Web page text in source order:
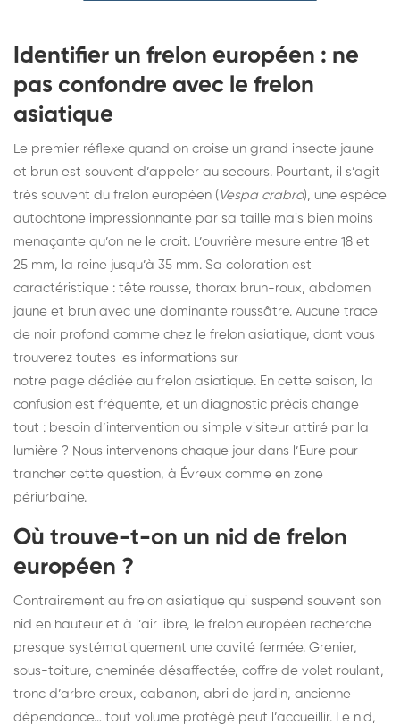
Identifier un frelon européen : ne
pas confondre avec le frelon
asiatique
Le premier réflexe quand on croise un grand insecte jaune
et brun est souvent d’appeler au secours. Pourtant, il s’agit
très souvent du frelon européen ( Vespa crabro), une espèce
autochtone impressionnante par sa taille mais bien moins
menaçante qu’on ne le croit. L’ouvrière mesure entre 18 et
25 mm, la reine jusqu’à 35 mm. Sa coloration est
caractéristique : tête rousse, thorax brun-roux, abdomen
jaune et brun avec une dominante roussâtre. Aucune trace
de noir profond comme chez le frelon asiatique, dont vous
trouverez toutes les informations sur
notre page dédiée au frelon asiatique. En cette saison, la
confusion est fréquente, et un diagnostic précis change
tout : besoin d’intervention ou simple visiteur attiré par la
lumière ? Nous intervenons chaque jour dans l’Eure pour
trancher cette question, à Évreux comme en zone
périurbaine.
Où trouve-t-on un nid de frelon
européen ?
Contrairement au frelon asiatique qui suspend souvent son
nid en hauteur et à l’air libre, le frelon européen recherche
presque systématiquement une cavité fermée. Grenier,
sous-toiture, cheminée désaffectée, coffre de volet roulant,
tronc d’arbre creux, cabanon, abri de jardin, ancienne
dépendance… tout volume protégé peut l’accueillir. Le nid,